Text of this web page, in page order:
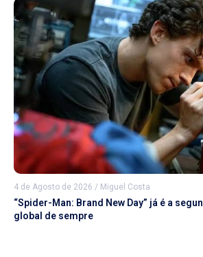
4 de Agosto de 2026 / Miguel Costa
“Spider-Man: Brand New Day” já é a
global de sempre